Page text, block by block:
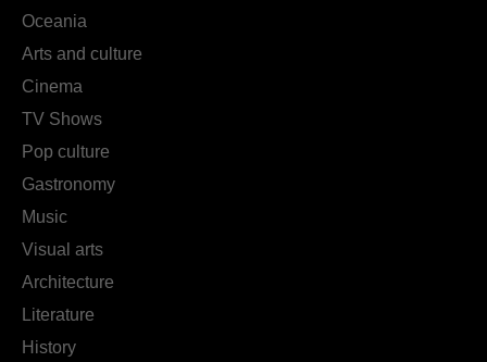
Oceania
Arts and culture
Cinema
TV Shows
Pop culture
Gastronomy
Music
Visual arts
Architecture
Literature
History